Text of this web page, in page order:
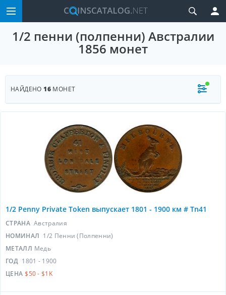
1/2 пенни (полпенни) Австралии
1856 монет
НАЙДЕНО16 МОНЕТ
1/2 Penny Private Token выпускает 1801 - 1900 км # Tn41
СТРАНА Австралия
НОМИНАЛ 1/2 Пенни (Полпенни)
МЕТАЛЛ Медь
ГОД 1801 - 1900
ЦЕНА $50 - $1K